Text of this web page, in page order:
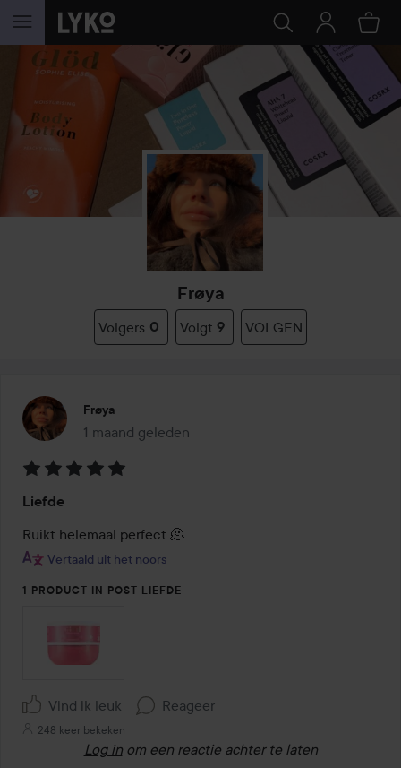
GA NAAR INHOUD
Frøya
Volgers 0 Volgt 9 VOLGEN
Frøya
1 maand geleden
Het bericht is gemaakt 1 maand geleden
5
van
de
Liefde
Ruikt helemaal perfect 🫠
Vertaald uit het noors
1 PRODUCT IN POST LIEFDE
Vind ik leuk Reageer
248 keer bekeken
Log in om een reactie achter te laten